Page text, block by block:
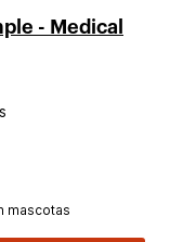
- Medical
mascotas